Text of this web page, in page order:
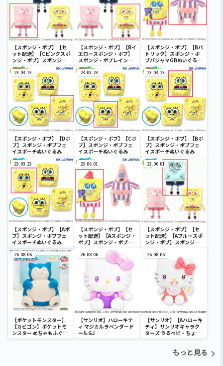
【スポンジ・ボブ】【セ
ット配送】【Cピンクスポ
ンジ・ボブ】スポンジ・
ボブレインボーGBぬいぐ
るみ
【スポンジ・ボブ】【Bイ
エロースポンジ・ボブ】
スポンジ・ボブレインボ
ーGBぬいぐるみ
【スポンジ・ボブ】【Bパ
トリック】スポンジ・ボ
ブパジャマGBぬいぐるみ
2
23.03.23
【スポンジ・ボブ】【Dボ
ブ】スポンジ・ボブフェ
イスポーチぬいぐるみ
23.03.23
【スポンジ・ボブ】【Cボ
ブ】スポンジ・ボブフェ
イスポーチぬいぐるみ
23.03.23
【スポンジ・ボブ】【Bボ
ブ】スポンジ・ボブフェ
イスポーチぬいぐるみ
23.03.23
【スポンジ・ボブ】【Aボ
ブ】スポンジ・ボブフェ
イスポーチぬいぐるみ
23.06.01
【スポンジ・ボブ】【セ
ット配送】【Aスポンジ・
ボブ】スポンジ・ボブパ
ジャマGBぬいぐるみ2
23.06.01
【スポンジ・ボブ】【セ
ット配送】【Aブルースポ
ンジ・ボブ】スポンジ・
るみ
26.08.06
【ポケットモンスター】
【カビゴン】ポケットモ
ンスター めちゃもふぐっ
と ほっこりいやされぬい
26.08.06
【サンリオ】ハローキテ
ィ マジカルラベンダード
ールGJ
26.08.06
【サンリオ】【Aハローキ
ティ】サンリオキャラク
ターズ うるベビ・ちょい
デカドール
もっと見る